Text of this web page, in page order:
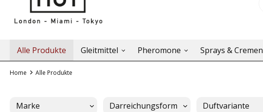
Alle Produkte Gleitmittel Pheromone Sprays & Cremen
Home Alle Produkte
Marke Darreichungsform Duftvariante